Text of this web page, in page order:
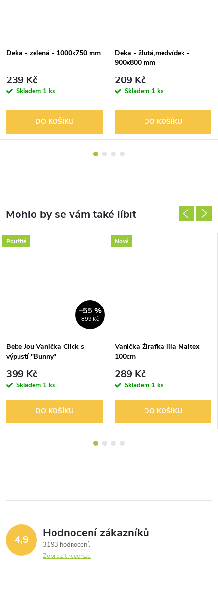
Deka - zelená - 1000x750 mm
239 Kč
Skladem 1 ks
DO KOŠÍKU
Deka - žlutá,medvídek -
900x800 mm
209 Kč
Skladem 1 ks
DO KOŠÍKU
Použité
899 Kč
–55 %
Bebe Jou Vanička Click s
výpustí "Bunny"
399 Kč
Skladem 1 ks
DO KOŠÍKU
Nové
Vanička Žirafka lila Maltex
100cm
289 Kč
Skladem 1 ks
DO KOŠÍKU
4,9 Hodnocení zákazníků
3193 hodnocení
Zobrazit recenze